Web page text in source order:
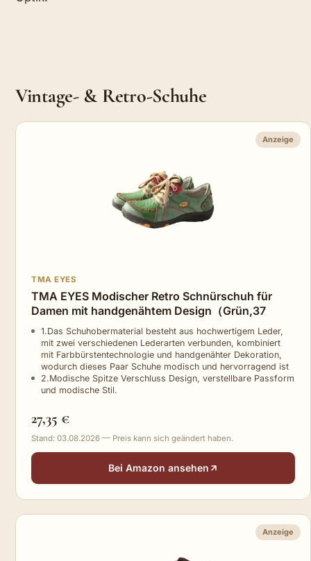
Vintage- & Retro-Schuhe
Anzeige
TMA EYES
TMA EYES Modischer Retro Schnürschuh für
Damen mit handgenähtem Design（Grün,37
1.Das Schuhobermaterial besteht aus hochwertigem Leder,
mit zwei verschiedenen Lederarten verbunden, kombiniert
mit Farbbürstentechnologie und handgenähter Dekoration,
wodurch dieses Paar Schuhe modisch und hervorragend ist
2.Modische Spitze Verschluss Design, verstellbare Passform
und modische Stil.
27,35 €
Stand: 03.08.2026 — Preis kann sich geändert haben.
Bei Amazon ansehen
Anzeige